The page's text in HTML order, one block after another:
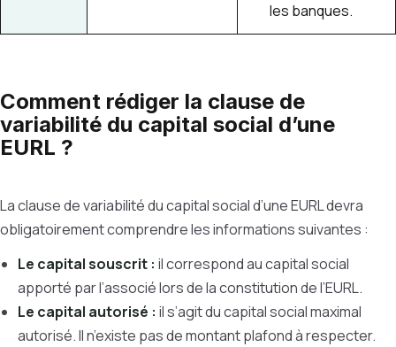
les banques.
Comment rédiger la clause de
variabilité du capital social d’une
EURL ?
La clause de variabilité du capital social d’une EURL devra
obligatoirement comprendre les informations suivantes :
Le capital souscrit : il correspond au capital social
apporté par l’associé lors de la constitution de l’EURL.
Le capital autorisé : il s’agit du capital social maximal
autorisé. Il n’existe pas de montant plafond à respecter.